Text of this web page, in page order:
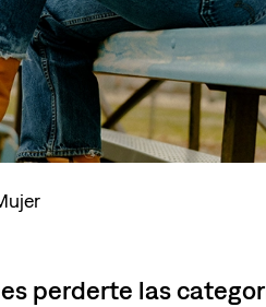
perderte las